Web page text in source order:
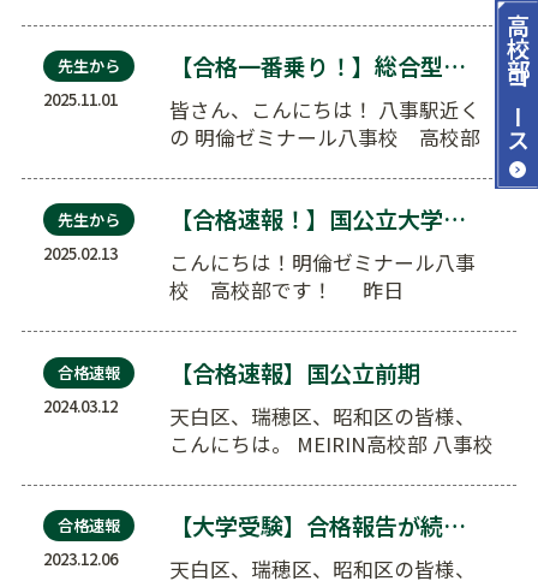
高校部
コース
先生から
2025.11.01
【合格一番乗り！】総合型選抜とは？
皆さん、こんにちは！ 八事駅近く
の 明倫ゼミナール八事校 高校部
先生から
2025.02.13
【合格速報！】国公立大学推薦入試！
こんにちは！明倫ゼミナール八事
校 高校部です！ 昨日
合格速報
2024.03.12
【合格速報】国公立前期
天白区、瑞穂区、昭和区の皆様、
こんにちは。 MEIRIN高校部 八事校
合格速報
2023.12.06
【大学受験】合格報告が続々！
天白区、瑞穂区、昭和区の皆様、